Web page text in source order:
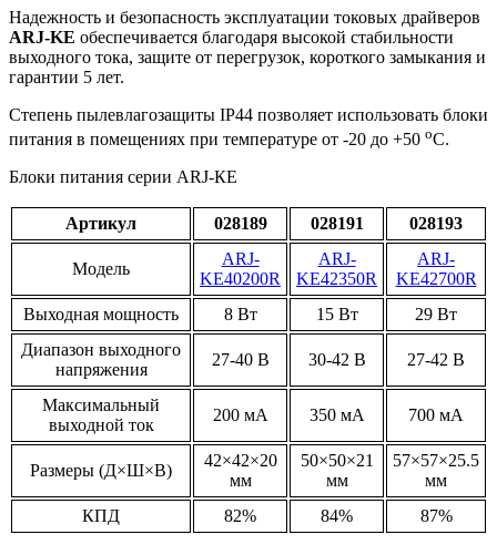
Надежность и безопасность эксплуатации токовых драйверов
ARJ-KE обеспечивается благодаря высокой стабильности
выходного тока, защите от перегрузок, короткого замыкания и
гарантии 5 лет.
Степень пылевлагозащиты IP44 позволяет использовать блоки
питания в помещениях при температуре от -20 до +50 oС.
Блоки питания серии ARJ-КЕ
Артикул 028189 028191 028193
Модель
ARJ-
KE40200R
ARJ-
KE42350R
ARJ-
KE42700R
Выходная мощность
8 Вт 15 Вт
29 Вт
Диапазон выходного
напряжения
27-40 В 30-42 В 27-42 В
Максимальный
выходной ток
200 мА 350 мА 700 мА
Размеры (Д×Ш×В)
42×42×20
мм
50×50×21
мм
57×57×25.5
мм
КПД
82% 84% 87%